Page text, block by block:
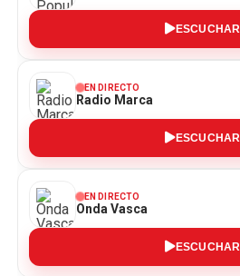
ESCUCHAR
EN DIRECTO
Radio Marca
ESCUCHAR
EN DIRECTO
Onda Vasca
ESCUCHAR